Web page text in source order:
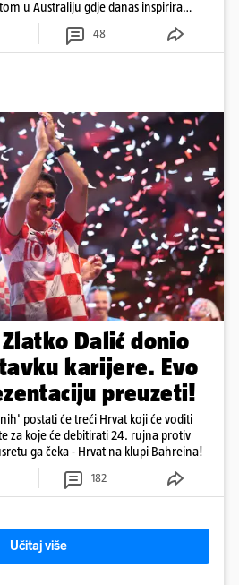
u Australiju gdje danas inspirira
48
Zlatko Dalić donio
karijere. Evo
preuzeti!
postati će treći Hrvat koji će voditi
za koje će debitirati 24. rujna protiv
ga čeka - Hrvat na klupi Bahreina!
182
Učitaj više